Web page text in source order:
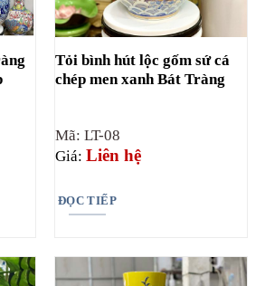
Tỏi bình hút lộc gốm sứ cá
chép men xanh Bát Tràng
Mã: LT-08
Giá: Liên hệ
ĐỌC TIẾP